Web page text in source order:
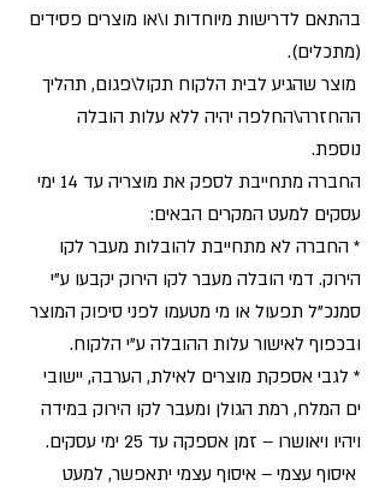
בהתאם לדרישות מיוחדות ו\או מוצרים פסידים
(מתכלים).
מוצר שהגיע לבית הלקוח תקול\פגום, תהליך
ההחזרה\החלפה יהיה ללא עלות הובלה
נוספת.
החברה מתחייבת לספק את מוצריה עד 14 ימי
עסקים למעט המקרים הבאים:
* החברה לא מתחייבת להובלות מעבר לקו
הירוק. דמי הובלה מעבר לקו הירוק יקבעו ע"י
סמנכ"ל תפעול או מי מטעמו לפני סיפוק המוצר
ובכפוף לאישור עלות ההובלה ע"י הלקוח.
* לגבי אספקת מוצרים לאילת, הערבה, יישובי
ים המלח, רמת הגולן ומעבר לקו הירוק במידה
ויהיו ויאושרו – זמן אספקה עד 25 ימי עסקים.
איסוף עצמי – איסוף עצמי יתאפשר, למעט